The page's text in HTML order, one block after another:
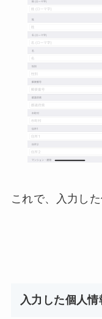
これで、入力し
入力した個人